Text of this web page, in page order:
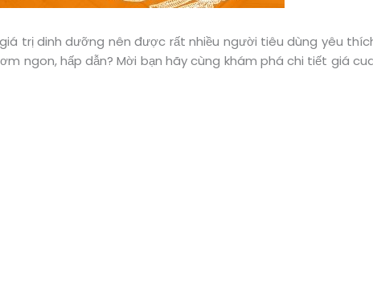
trị dinh dưỡng nên được rất nhiều người tiêu dùng yêu
ngon, hấp dẫn? Mời bạn hãy cùng khám phá chi tiết giá